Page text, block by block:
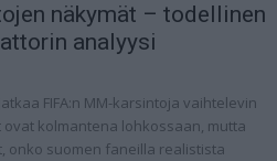
näkymät – todellinen
analyysi
FIFA:n MM-karsintoja vaihtelevin
kolmantena lohkossaan, mutta
onko suomen faneilla realistista